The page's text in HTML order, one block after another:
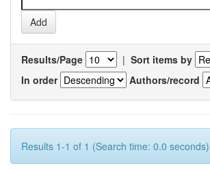
Results/Page | Sort items by
In order
Authors/record
Results 1-1 of 1 (Search time: 0.0